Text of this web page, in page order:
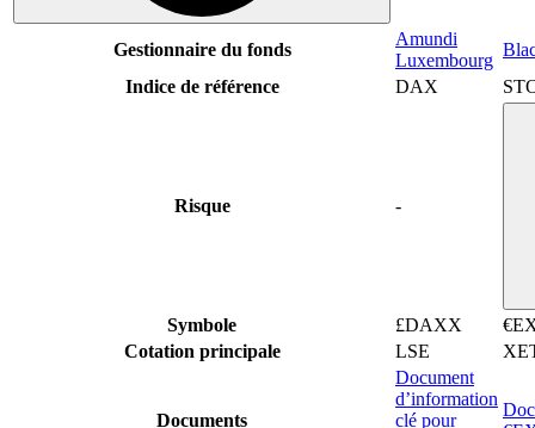
Gestionnaire du fonds
Amundi
Luxembourg
Indice de référence
DAX
Risque -
Symbole £DAXX
Cotation principale
LSE
Documents
Document
d’information
clé pour